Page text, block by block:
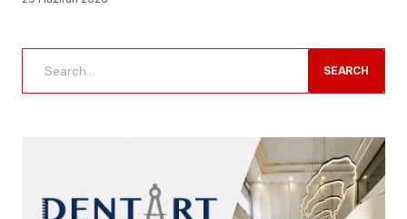
SEARCH